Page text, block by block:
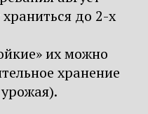
до 2-х
их можно
хранение